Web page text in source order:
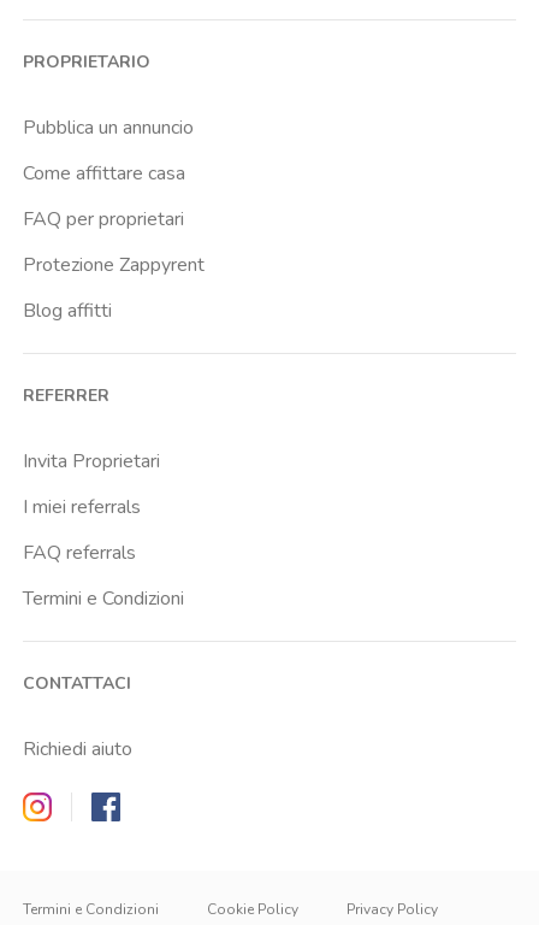
PROPRIETARIO
Pubblica un annuncio
Come affittare casa
FAQ per proprietari
Protezione Zappyrent
Blog affitti
REFERRER
Invita Proprietari
I miei referrals
FAQ referrals
Termini e Condizioni
CONTATTACI
Richiedi aiuto
Zappyrent on Instagram
Zappyrent on Facebook
Termini e Condizioni Cookie Policy Privacy Policy